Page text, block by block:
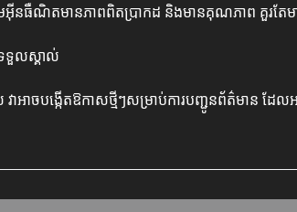
មអ៊ីនធឺណិតមានភាពពិតប្រាកដ និងមានគុណភាព គួរតែម
ទួលស្គាល់
វាអាចបង្កើតឱកាសថ្មីៗសម្រាប់ការបញ្ជូនព័ត៌មាន ដែ